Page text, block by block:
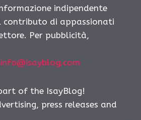
indipendente
contributo di appassionati
Per pubblicità,
info@isayblog.com
of the IsayBlog!
press releases and